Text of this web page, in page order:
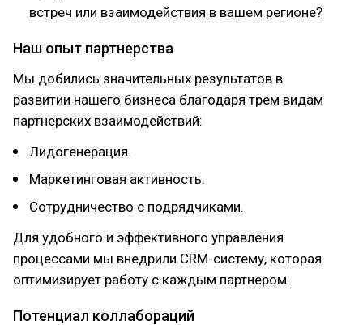
встреч или взаимодействия в вашем регионе?
Наш опыт партнерства
Мы добились значительных результатов в
развитии нашего бизнеса благодаря трем видам
партнерских взаимодействий:
Лидогенерация.
Маркетинговая активность.
Сотрудничество с подрядчиками.
Для удобного и эффективного управления
процессами мы внедрили CRM-систему, которая
оптимизирует работу с каждым партнером.
Потенциал коллабораций